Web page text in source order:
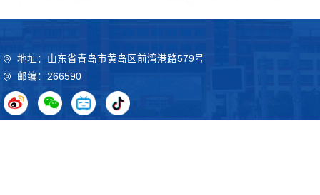
地址：山东省青岛市黄岛区前湾港路579号
邮编：266590